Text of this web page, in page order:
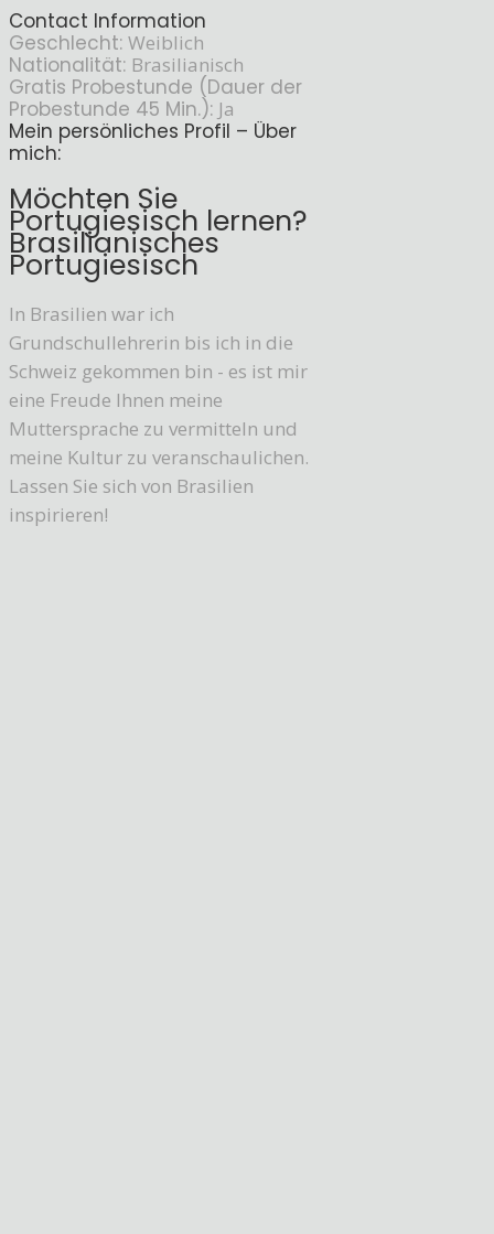
Contact Information
Geschlecht: Weiblich
Nationalität: Brasilianisch
Gratis Probestunde (Dauer der
Probestunde 45 Min.): Ja
Mein persönliches Profil – Über
mich:
Möchten Sie
Portugiesisch lernen?
Brasilianisches
Portugiesisch
In Brasilien war ich
Grundschullehrerin bis ich in die
Schweiz gekommen bin - es ist mir
eine Freude Ihnen meine
Muttersprache zu vermitteln und
meine Kultur zu veranschaulichen.
Lassen Sie sich von Brasilien
inspirieren!